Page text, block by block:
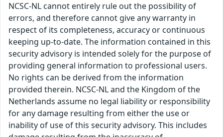
NCSC-NL cannot entirely rule out the possibility of
errors, and therefore cannot give any warranty in
respect of its completeness, accuracy or continuous
keeping up-to-date. The information contained in this
security advisory is intended solely for the purpose of
providing general information to professional users.
No rights can be derived from the information
provided therein. NCSC-NL and the Kingdom of the
Netherlands assume no legal liability or responsibility
for any damage resulting from either the use or
inability of use of this security advisory. This includes